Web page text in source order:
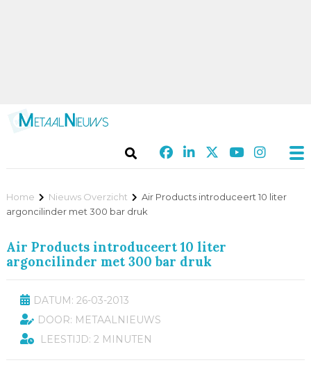
Home Nieuws Overzicht
Air Products introduceert 10 liter
argoncilinder met 300 bar druk
Air Products introduceert 10 liter
argoncilinder met 300 bar druk
DATUM: 26-03-2013
DOOR: METAALNIEUWS
LEESTIJD: 2 MINUTEN